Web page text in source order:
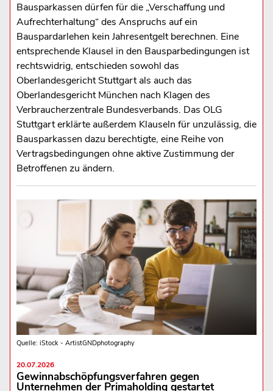
Bausparkassen dürfen für die „Verschaffung und
Aufrechterhaltung“ des Anspruchs auf ein
Bauspardarlehen kein Jahresentgelt berechnen. Eine
entsprechende Klausel in den Bausparbedingungen ist
rechtswidrig, entschieden sowohl das
Oberlandesgericht Stuttgart als auch das
Oberlandesgericht München nach Klagen des
Verbraucherzentrale Bundesverbands. Das OLG
Stuttgart erklärte außerdem Klauseln für unzulässig, die
Bausparkassen dazu berechtigte, eine Reihe von
Vertragsbedingungen ohne aktive Zustimmung der
Betroffenen zu ändern.
Quelle: iStock - ArtistGNDphotography
20.07.2026
Gewinnabschöpfungsverfahren gegen
Unternehmen der Primaholding gestartet